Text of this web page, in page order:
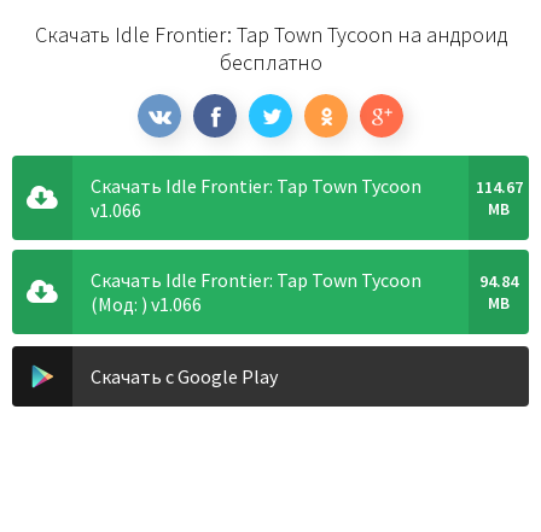
Скачать Idle Frontier: Tap Town Tycoon на андроид
бесплатно
Скачать Idle Frontier: Tap Town Tycoon
v1.066
114.67
MB
Скачать Idle Frontier: Tap Town Tycoon
(Мод: ) v1.066
94.84
MB
Скачать с Google Play